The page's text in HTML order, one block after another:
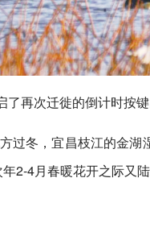
再次迁徙的倒计时按键
过冬，宜昌枝江的金
2-4月春暖花开之际又